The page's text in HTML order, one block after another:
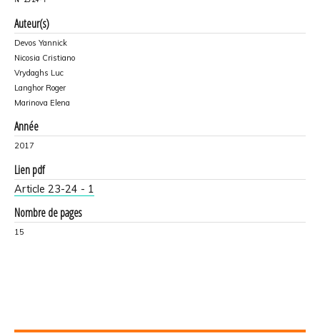
Auteur(s)
Devos Yannick
Nicosia Cristiano
Vrydaghs Luc
Langhor Roger
Marinova Elena
Année
2017
Lien pdf
Article 23-24 - 1
Nombre de pages
15